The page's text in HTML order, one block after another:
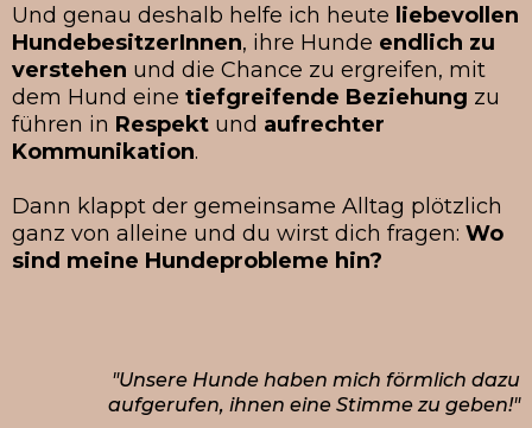
Und genau deshalb helfe ich heute liebevollen
HundebesitzerInnen, ihre Hunde endlich zu
verstehen und die Chance zu ergreifen, mit
dem Hund eine tiefgreifende Beziehung zu
führen in Respekt und aufrechter
Kommunikation.
Dann klappt der gemeinsame Alltag plötzlich
ganz von alleine und du wirst dich fragen: Wo
sind meine Hundeprobleme hin?
"Unsere Hunde haben mich förmlich dazu
aufgerufen, ihnen eine Stimme zu geben!"